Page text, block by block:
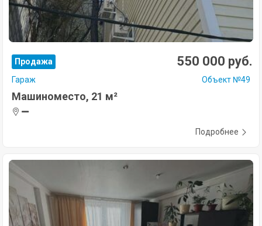
Продажа 550 000 руб.
Гараж Объект №49
Машиноместо, 21 м²
Подробнее